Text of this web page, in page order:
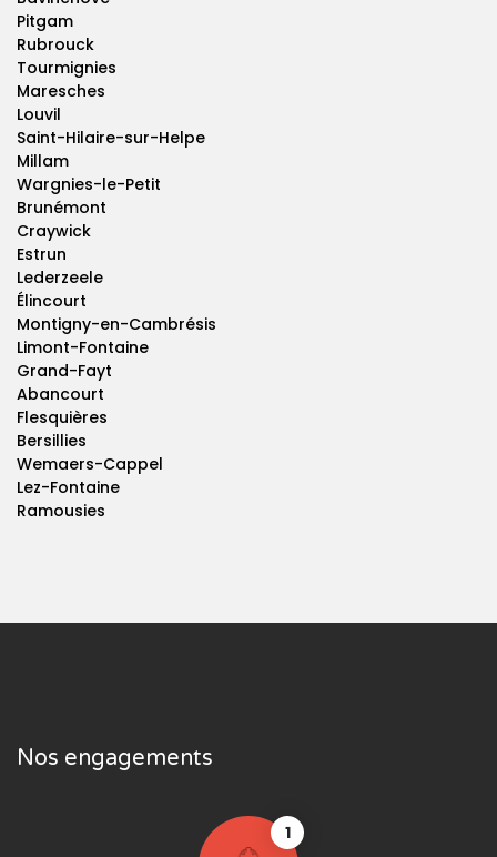
Pitgam
Rubrouck
Tourmignies
Maresches
Louvil
Saint-Hilaire-sur-Helpe
Millam
Wargnies-le-Petit
Brunémont
Craywick
Estrun
Lederzeele
Élincourt
Montigny-en-Cambrésis
Limont-Fontaine
Grand-Fayt
Abancourt
Flesquières
Bersillies
Wemaers-Cappel
Lez-Fontaine
Ramousies
Nos engagements
1